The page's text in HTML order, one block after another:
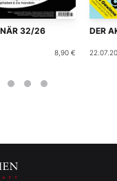
32/26
8,90 €
DER